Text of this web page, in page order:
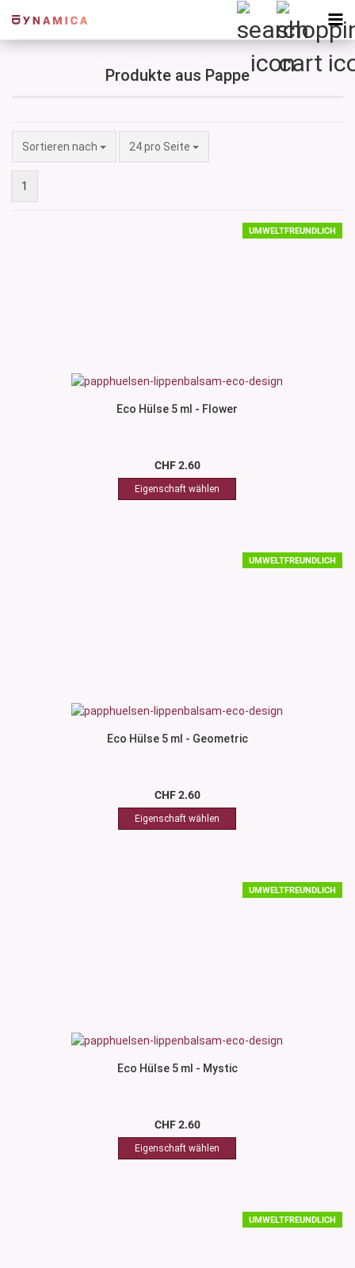
Produkte aus Pappe
Sortieren nach
Sortieren nach 24 pro Seite
pro Seite
1
UMWELTFREUNDLICH
Eco Hülse 5 ml - Flower
CHF 2.60
UMWELTFREUNDLICH
Eco Hülse 5 ml - Geometric
CHF 2.60
UMWELTFREUNDLICH
Eco Hülse 5 ml - Mystic
CHF 2.60
UMWELTFREUNDLICH